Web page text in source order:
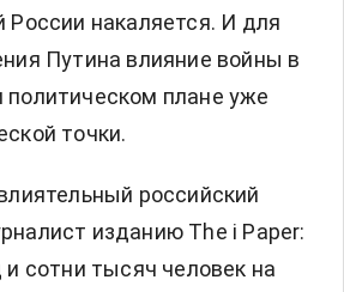
России накаляется. И для
Путина влияние войны в
политическом плане уже
точки.
российский
изданию The i Paper:
сотни тысяч человек на